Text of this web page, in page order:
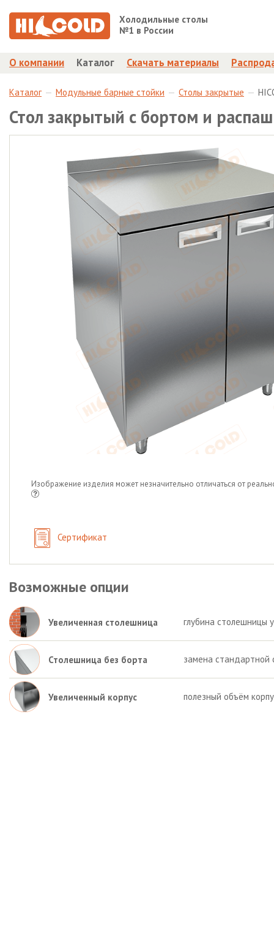
Холодильные столы
№1 в России
О компании Каталог Скачать материалы
Каталог Модульные барные стойки Столы закрытые
Стол закрытый с бортом и
Изображение изделия может незначительно отличаться от
Сертификат
Возможные опции
Увеличенная столешница глубина столешницы
Столешница без борта замена стандартной
Увеличенный корпус полезный объём